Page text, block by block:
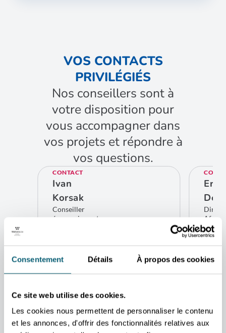
Consentement Détails À propos des cookies
Ce site web utilise des cookies.
Les cookies nous permettent de personnaliser le contenu
et les annonces, d'offrir des fonctionnalités relatives aux
VOS CONTACTS
PRIVILÉGIÉS
Nos conseillers sont à
votre disposition pour
vous accompagner dans
vos projets et répondre à
vos questions.
CONTACT
Ivan
Korsak
Conseiller
économique et
CONTACTEZ-MOI
Dakar
Eric
De
et